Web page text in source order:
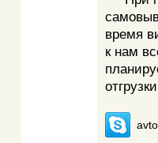
время
к нам